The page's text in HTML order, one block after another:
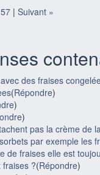
| Suivant »
des fraises
(Répondre)
)
)
pas la crème de
par exemple les
de fraises elle est
?(Répondre)